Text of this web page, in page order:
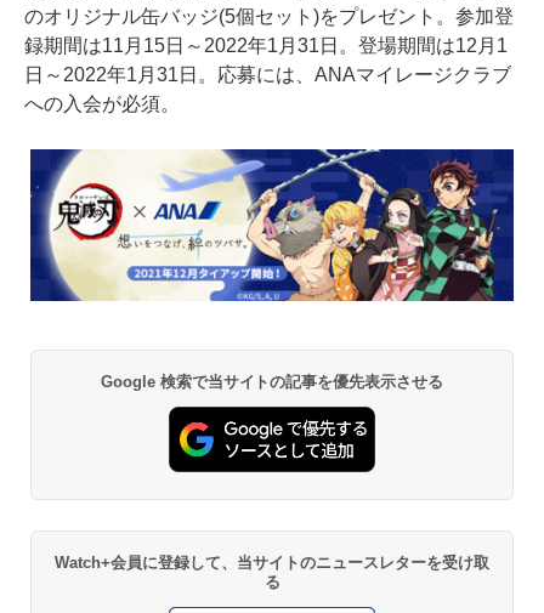
のオリジナル缶バッジ(5個セット)をプレゼント。参加登
録期間は11月15日～2022年1月31日。登場期間は12月1
日～2022年1月31日。応募には、ANAマイレージクラブ
への入会が必須。
Google 検索で当サイトの記事を優先表示させる
Watch+会員に登録して、当サイトのニュースレターを受け取
る